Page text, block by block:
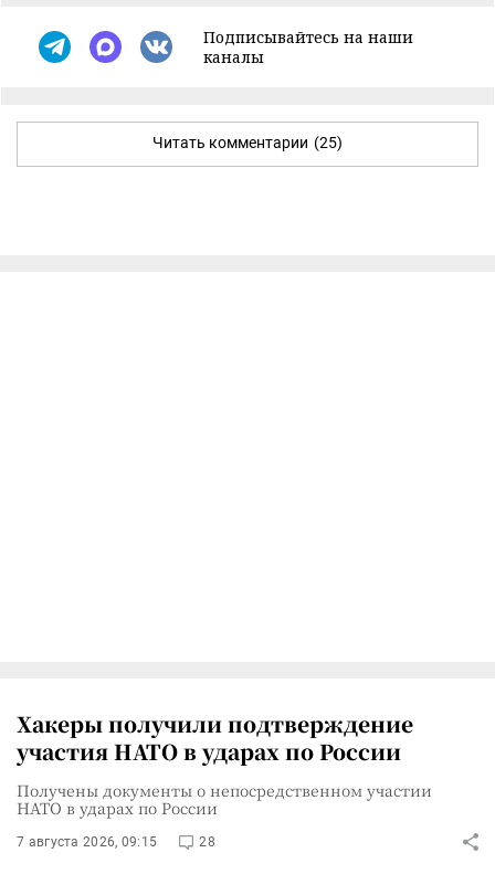
Подписывайтесь на наши
каналы
Читать комментарии (25)
Хакеры получили подтверждение
участия НАТО в ударах по России
Получены документы о непосредственном участии
НАТО в ударах по России
7 августа 2026, 09:15 28